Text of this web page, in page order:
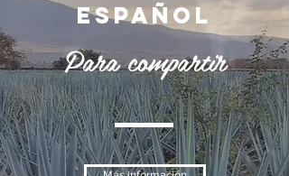
español
Para compartir